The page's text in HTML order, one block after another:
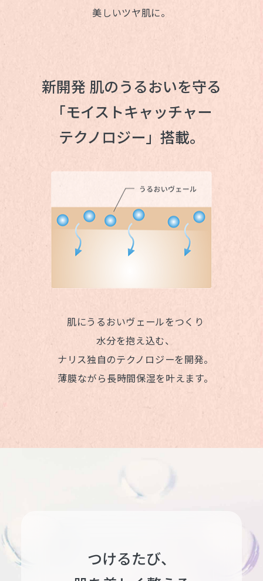
美しいツヤ肌に。
新開発 肌のうるおいを守る
「モイストキャッチャー
テクノロジー」搭載。
肌にうるおいヴェールをつくり
水分を抱え込む、
ナリス独自のテクノロジーを開発。
薄膜ながら長時間保湿を叶えます。
つけるたび、